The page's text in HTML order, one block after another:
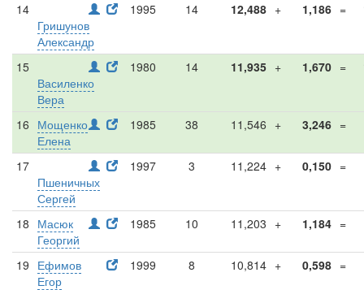
14
Гришунов
Александр
1995 14 12,488 + 1,186 =
15
Василенко
Вера
1980 14 11,935 + 1,670 =
16 Мощенко
Елена
1985 38 11,546 + 3,246 =
17
Пшеничных
Сергей
1997 3 11,224 + 0,150 =
18 Масюк
Георгий
1985 10 11,203 + 1,184 =
19 Ефимов
Егор
1999 8 10,814 + 0,598 =